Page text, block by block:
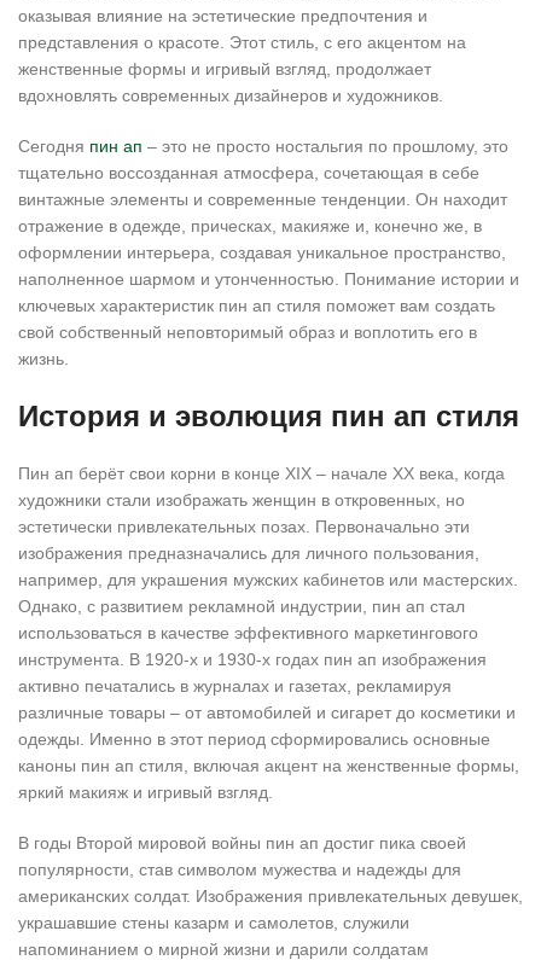
оказывая влияние на эстетические предпочтения и
представления о красоте. Этот стиль, с его акцентом на
женственные формы и игривый взгляд, продолжает
вдохновлять современных дизайнеров и художников.
Сегодня пин ап – это не просто ностальгия по прошлому, это
тщательно воссозданная атмосфера, сочетающая в себе
винтажные элементы и современные тенденции. Он находит
отражение в одежде, прическах, макияже и, конечно же, в
оформлении интерьера, создавая уникальное пространство,
наполненное шармом и утонченностью. Понимание истории и
ключевых характеристик пин ап стиля поможет вам создать
свой собственный неповторимый образ и воплотить его в
жизнь.
История и эволюция пин ап стиля
Пин ап берёт свои корни в конце XIX – начале XX века, когда
художники стали изображать женщин в откровенных, но
эстетически привлекательных позах. Первоначально эти
изображения предназначались для личного пользования,
например, для украшения мужских кабинетов или мастерских.
Однако, с развитием рекламной индустрии, пин ап стал
использоваться в качестве эффективного маркетингового
инструмента. В 1920-х и 1930-х годах пин ап изображения
активно печатались в журналах и газетах, рекламируя
различные товары – от автомобилей и сигарет до косметики и
одежды. Именно в этот период сформировались основные
каноны пин ап стиля, включая акцент на женственные формы,
яркий макияж и игривый взгляд.
В годы Второй мировой войны пин ап достиг пика своей
популярности, став символом мужества и надежды для
американских солдат. Изображения привлекательных девушек,
украшавшие стены казарм и самолетов, служили
напоминанием о мирной жизни и дарили солдатам